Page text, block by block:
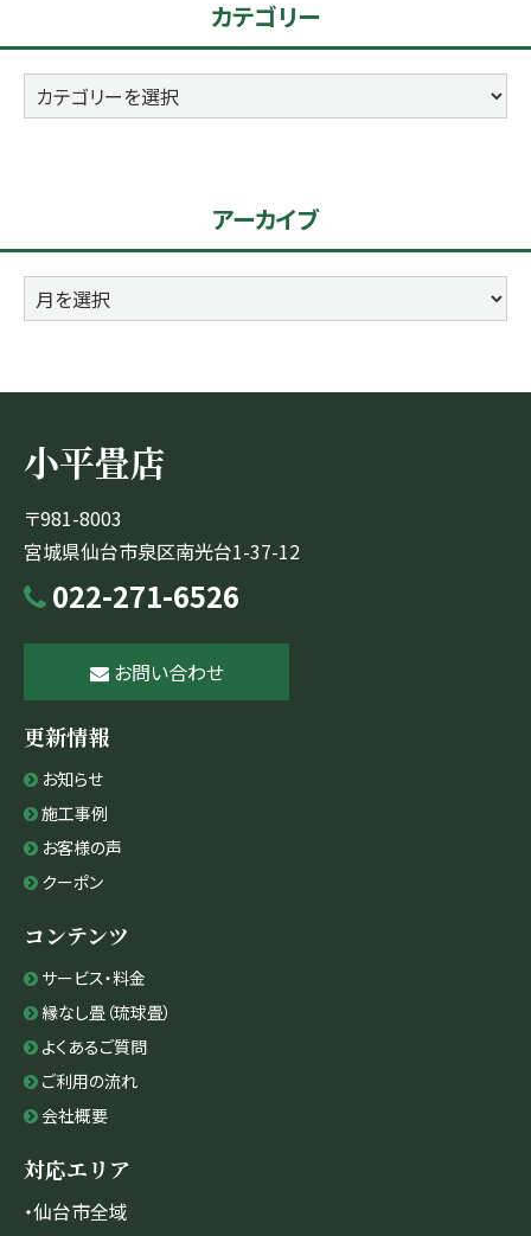
カテゴリー
カ
テ
アーカイブ
ア
ー
イ
小平畳店
〒981-8003
宮城県仙台市泉区南光台1-37-12
022-271-6526
お問い合わせ
更新情報
お知らせ
施工事例
お客様の声
クーポン
コンテンツ
サービス・料金
縁なし畳（琉球畳）
よくあるご質問
ご利用の流れ
会社概要
対応エリア
・仙台市全域